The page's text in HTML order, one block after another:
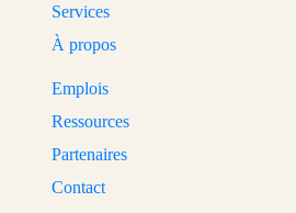
Services
À propos
Emplois
Ressources
Partenaires
Contact